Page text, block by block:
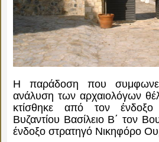
Η παράδοση που
ανάλυση των αρχαιολόγων
κτίσθηκε από τον ένδοξο
Βυζαντίου Βασίλειο Β΄ τον
ένδοξο στρατηγό Νικηφόρο